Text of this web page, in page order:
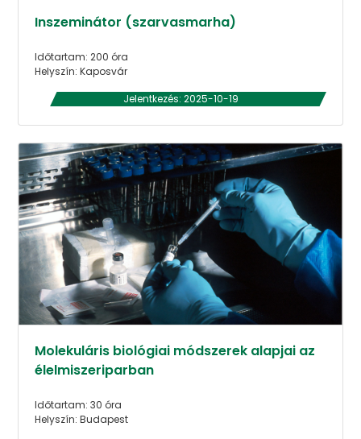
Inszeminátor (szarvasmarha)
Időtartam: 200 óra
Helyszín: Kaposvár
Jelentkezés: 2025-10-19
Molekuláris biológiai módszerek alapjai az
élelmiszeriparban
Időtartam: 30 óra
Helyszín: Budapest